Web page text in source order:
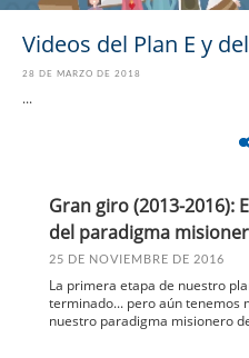
Videos del Plan E y
28 DE MARZO DE 2018
...
Gran giro (2013-2016):
del paradigma
25 DE NOVIEMBRE DE 2016
La primera etapa de nuestro
terminado... pero aún tenemos
nuestro paradigma misionero